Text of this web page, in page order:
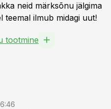
neid märksõnu jälgima
teemal ilmub midagi uut!
tootmine